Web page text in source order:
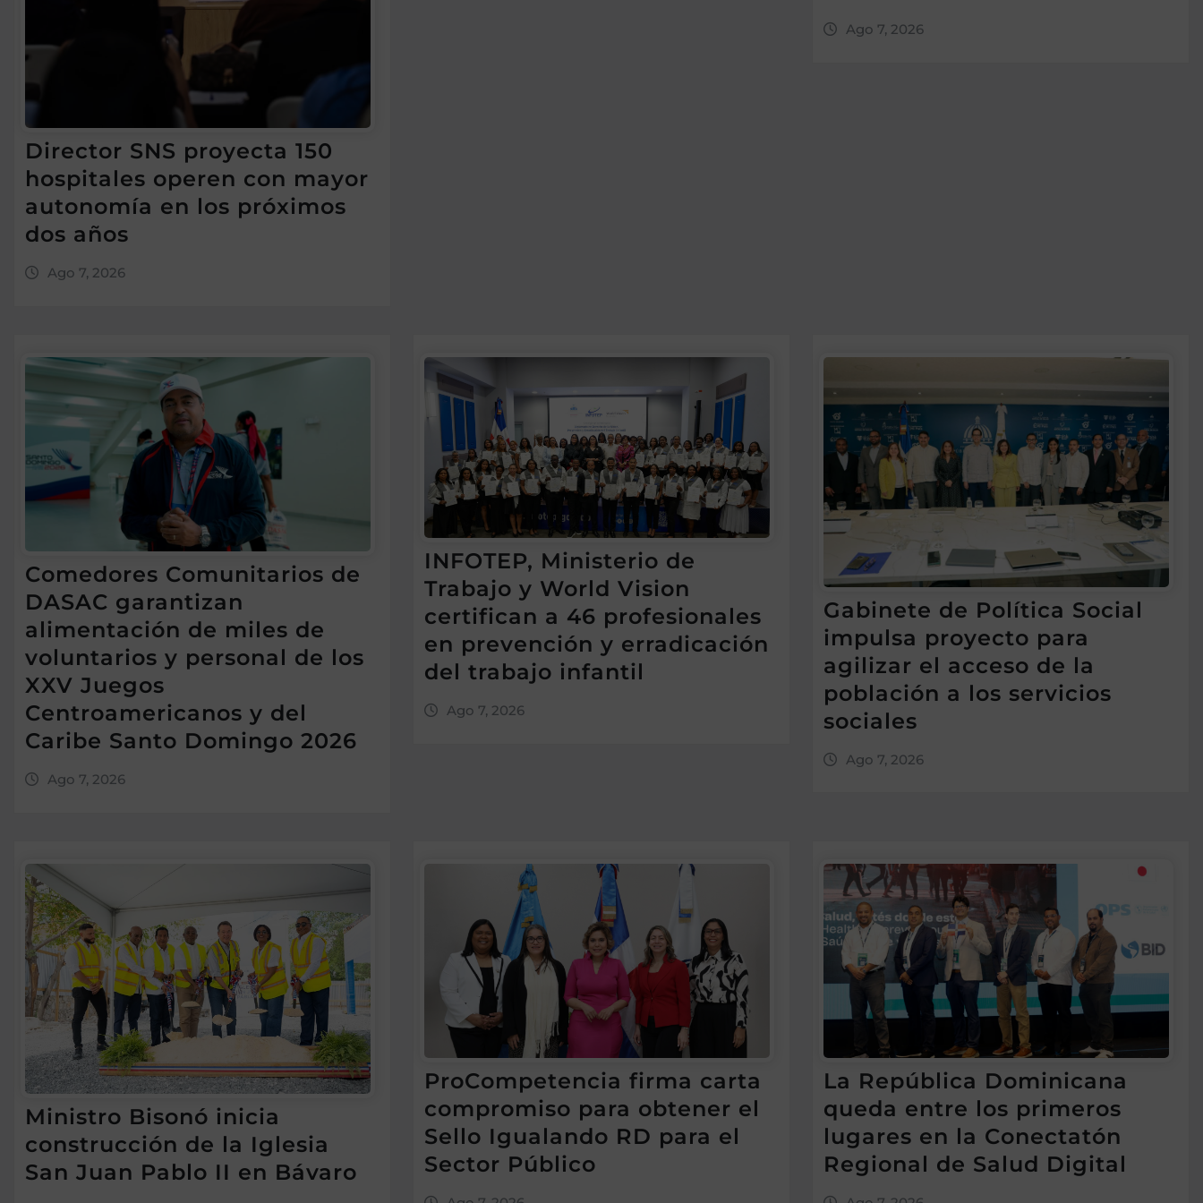
Director SNS proyecta 150
hospitales operen con mayor
autonomía en los próximos
dos años
Ago 7, 2026
Ago 7, 2026
Comedores Comunitarios de
DASAC garantizan
alimentación de miles de
voluntarios y personal de los
XXV Juegos
Centroamericanos y del
Caribe Santo Domingo 2026
Ago 7, 2026
INFOTEP, Ministerio de
Trabajo y World Vision
certifican a 46 profesionales
en prevención y erradicación
del trabajo infantil
Ago 7, 2026
Gabinete de Política Social
impulsa proyecto para
agilizar el acceso de la
población a los servicios
sociales
Ago 7, 2026
Ministro Bisonó inicia
construcción de la Iglesia
San Juan Pablo II en Bávaro
ProCompetencia firma carta
compromiso para obtener el
Sello Igualando RD para el
Sector Público
La República Dominicana
queda entre los primeros
lugares en la Conectatón
Regional de Salud Digital